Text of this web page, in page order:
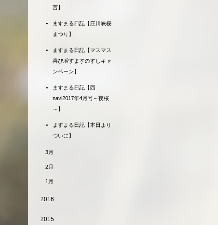
言】
ますまる日記【庄川峡桜
まつり】
ますまる日記【マスマス
喜び増すますのすしキャ
ンペーン】
ますまる日記【西
navi2017年4月号～夜桜
～】
ますまる日記【本日より
ついに】
3月
2月
1月
2016
2015